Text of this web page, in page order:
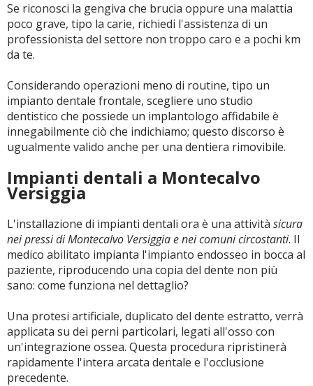
Se riconosci la gengiva che brucia oppure una malattia
poco grave, tipo la carie, richiedi l'assistenza di un
professionista del settore non troppo caro e a pochi km
da te.
Considerando operazioni meno di routine, tipo un
impianto dentale frontale, scegliere uno studio
dentistico che possiede un implantologo affidabile è
innegabilmente ciò che indichiamo; questo discorso è
ugualmente valido anche per una dentiera rimovibile.
Impianti dentali a Montecalvo
Versiggia
L'installazione di impianti dentali ora è una attività sicura
nei pressi di Montecalvo Versiggia e nei comuni circostanti. Il
medico abilitato impianta l'impianto endosseo in bocca al
paziente, riproducendo una copia del dente non più
sano: come funziona nel dettaglio?
Una protesi artificiale, duplicato del dente estratto, verrà
applicata su dei perni particolari, legati all'osso con
un'integrazione ossea. Questa procedura ripristinerà
rapidamente l'intera arcata dentale e l'occlusione
precedente.